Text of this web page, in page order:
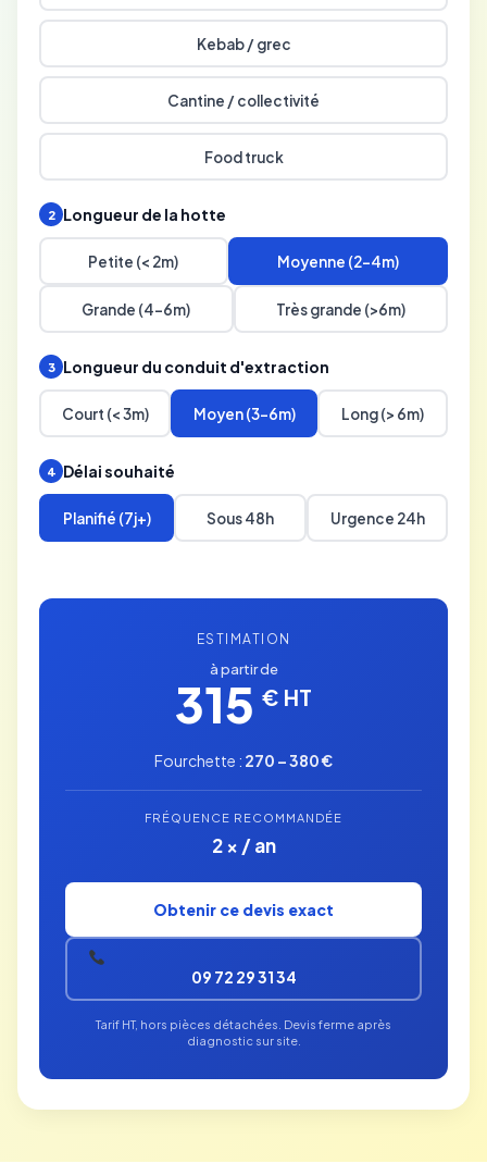
Kebab / grec
Cantine / collectivité
Food truck
2 Longueur de la hotte
Petite (< 2m) Moyenne (2-4m)
Grande (4-6m) Très grande (>6m)
3 Longueur du conduit d'extraction
Court (< 3m) Moyen (3-6m) Long (> 6m)
4 Délai souhaité
Planifié (7j+) Sous 48h Urgence 24h
ESTIMATION
à partir de
315 € HT
Fourchette : 270 – 380 €
FRÉQUENCE RECOMMANDÉE
2 × / an
Obtenir ce devis exact
09 72 29 31 34
Tarif HT, hors pièces détachées. Devis ferme après
diagnostic sur site.